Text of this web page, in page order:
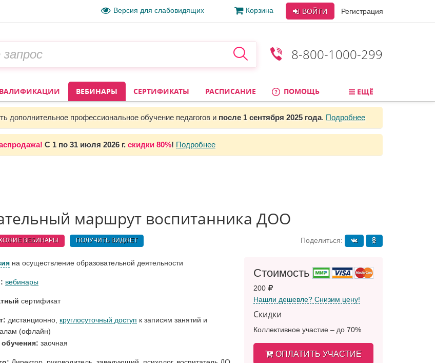
Версия для слабовидящих Корзина ВОЙТИ Регистрация
8-800-1000-299
ВЕБИНАРЫ СЕРТИФИКАТЫ РАСПИСАНИЕ ПОМОЩЬ ЕЩЁ
дополнительное профессиональное обучение педагогов и после 1 сентября 2025 года. Подробнее
С 1 по 31 июля 2026 г. скидки 80%! Подробнее
маршрут воспитанника ДОО
ВЕБИНАРЫ ПОЛУЧИТЬ ВИДЖЕТ Поделиться:
на осуществление образовательной деятельности
вебинары
сертификат
дистанционно, круглосуточный доступ к записям занятий и
(офлайн)
заочная
Стоимость
200
Нашли дешевле? Снизим цену!
Скидки
Коллективное участие – до 70%
ОПЛАТИТЬ УЧАСТИЕ